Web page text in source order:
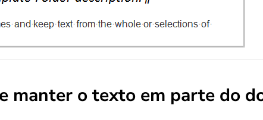
manter o texto em parte do